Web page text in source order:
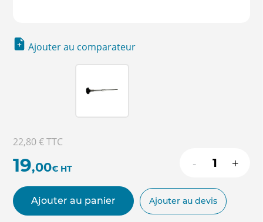
Ajouter au comparateur
22,80 €TTC
19,00€ HT - +
Ajouter au panier Ajouter au devis